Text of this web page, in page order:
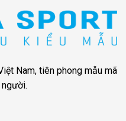
Nam, tiên phong mẫu mã